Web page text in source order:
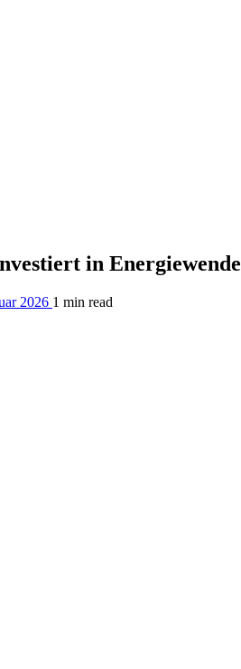
in Energiewende
2026 1 min read